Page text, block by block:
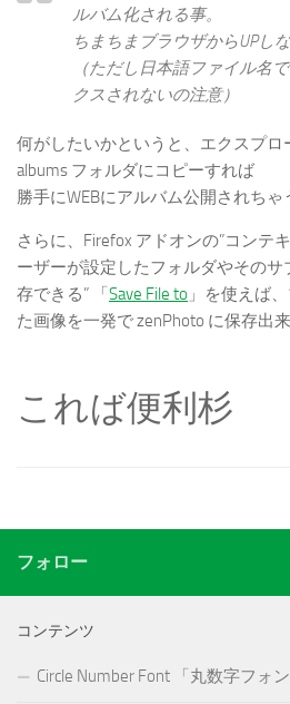
ルバム化される事。
ちまちまブラウザからUPし
（ただし日本語ファイル名
クスされないの注意）
何がしたいかというと、エクスプロ
albums フォルダにコピーすれば
勝手にWEBにアルバム公開されち
さらに、Firefox アドオンの”コンテ
ーザーが設定したフォルダやその
存できる” 「 Save File to 」を使えば
た画像を一発で zenPhoto に保存出
これば便利杉
フォロー
コンテンツ
Circle Number Font 「丸数字フォン